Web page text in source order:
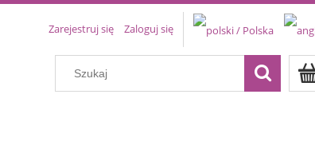
Zarejestruj się Zaloguj się